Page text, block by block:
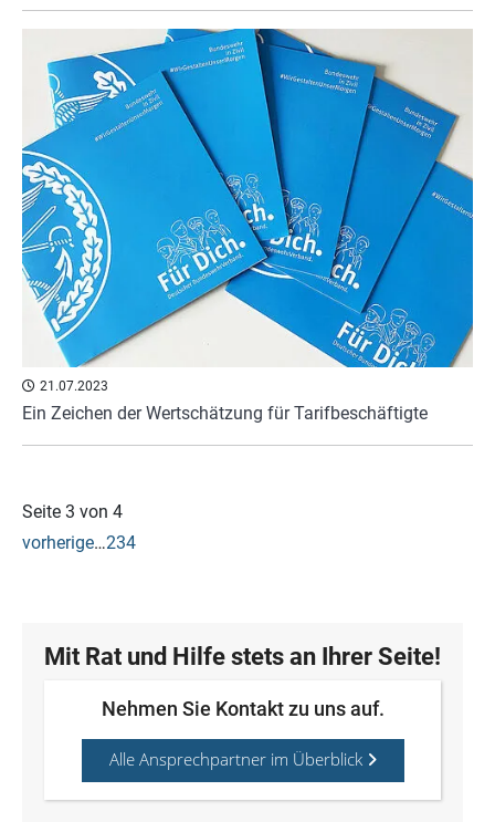
21.07.2023
Ein Zeichen der Wertschätzung für Tarifbeschäftigte
Seite 3 von 4
vorherige…234
Mit Rat und Hilfe stets an Ihrer Seite!
Nehmen Sie Kontakt zu uns auf.
Alle Ansprechpartner im Überblick